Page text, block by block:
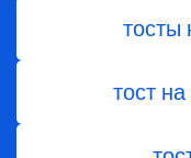
тосты
тост